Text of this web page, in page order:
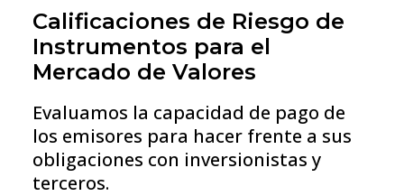
Calificaciones de Riesgo de
Instrumentos para el
Mercado de Valores
Evaluamos la capacidad de pago de
los emisores para hacer frente a sus
obligaciones con inversionistas y
terceros.